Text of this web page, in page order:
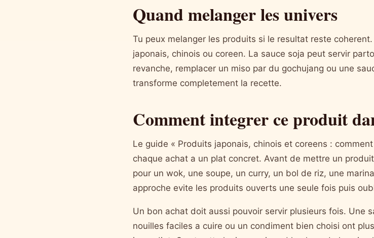
Quand melanger les univers
Tu peux melanger les produits si le resultat reste
japonais, chinois ou coreen. La sauce soja peut servir
revanche, remplacer un miso par du gochujang ou une
transforme completement la recette.
Comment integrer ce produit
Le guide « Produits japonais, chinois et coreens :
chaque achat a un plat concret. Avant de mettre un
pour un wok, une soupe, un curry, un bol de riz, une
approche evite les produits ouverts une seule fois puis
Un bon achat doit aussi pouvoir servir plusieurs fois. Une
nouilles faciles a cuire ou un condiment bien choisi ont